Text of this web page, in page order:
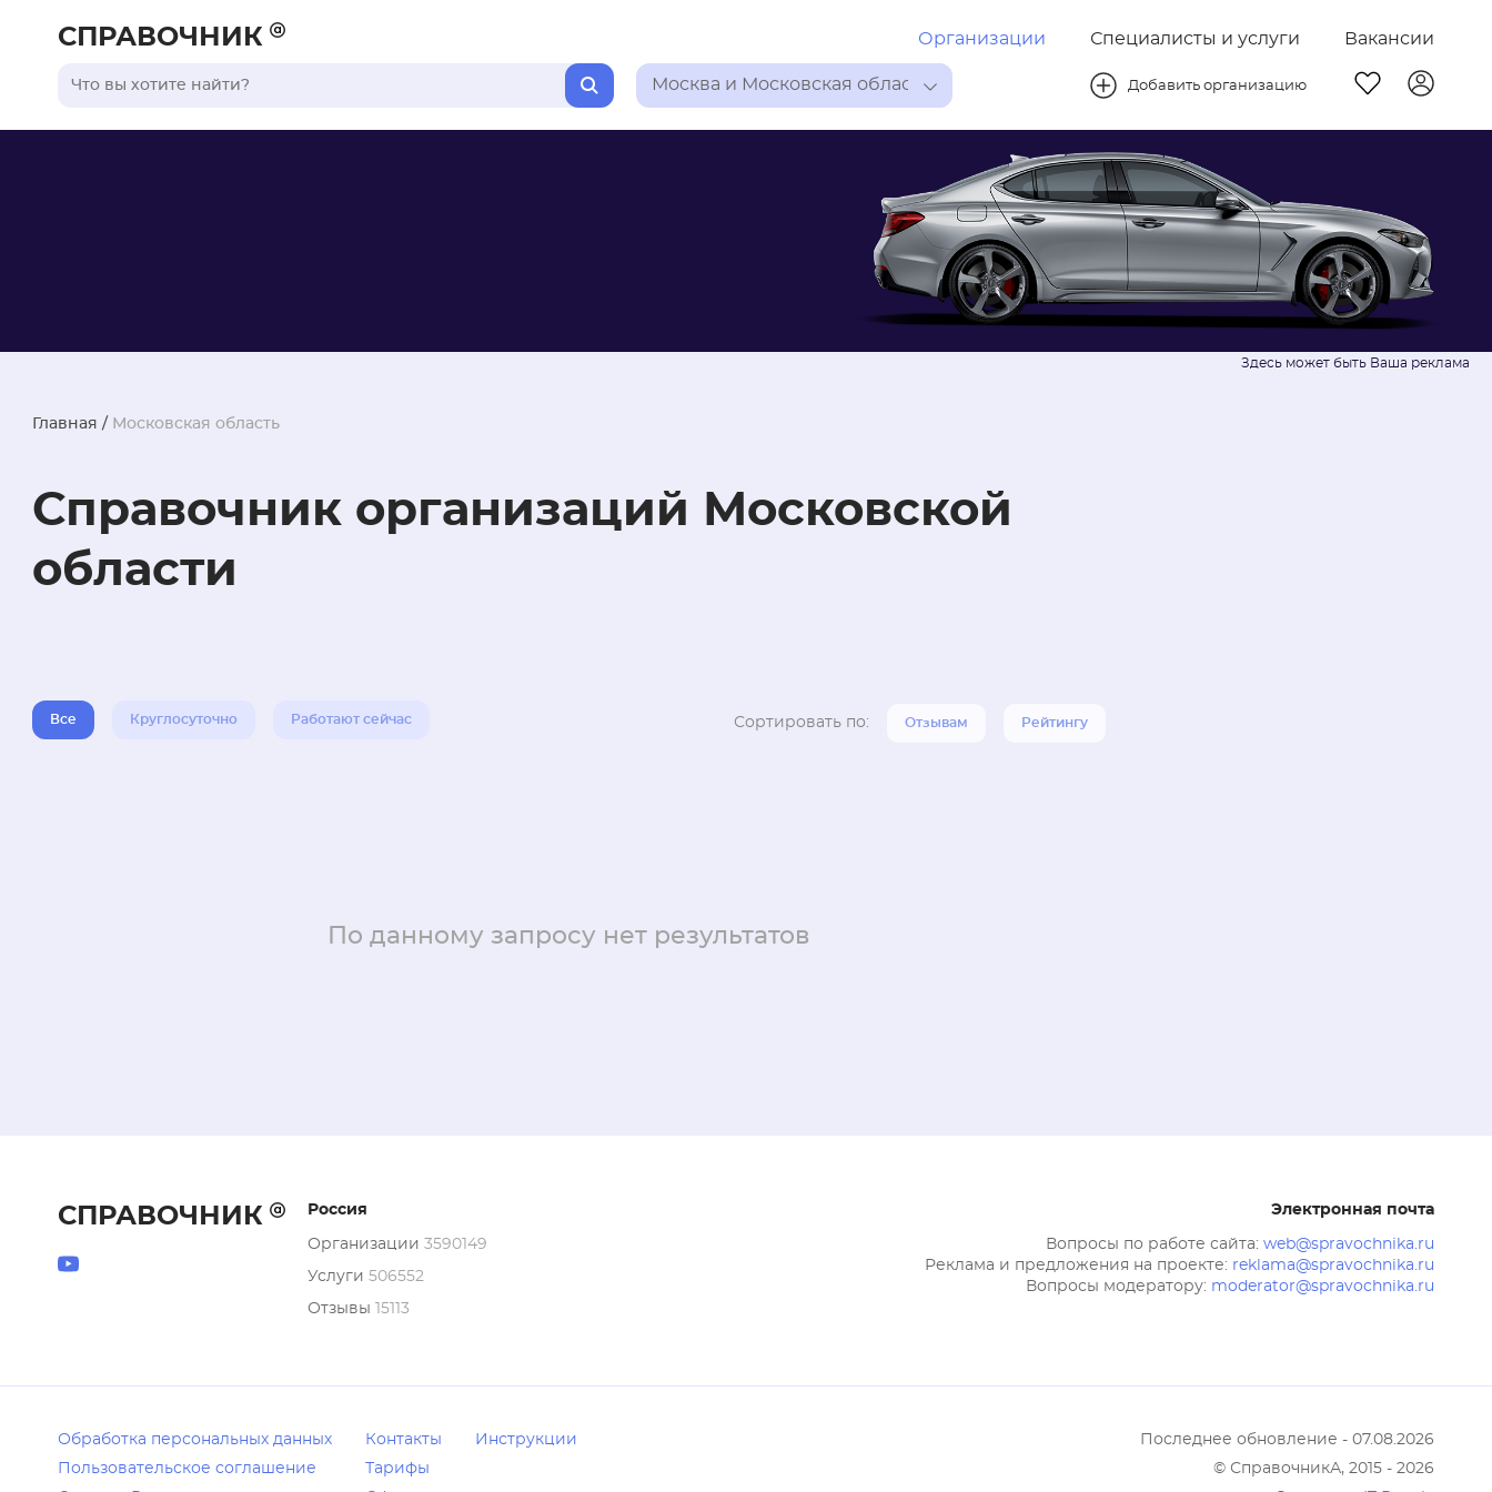
СПРАВОЧНИК Организации Специалисты и услуги Вакансии
Москва и Московская область Добавить организацию
Главная / Московская область
Справочник организаций Московской
области
Все Круглосуточно Работают сейчас Сортировать по: Отзывам Рейтингу
По данному запросу нет результатов
СПРАВОЧНИК Россия
Организации 3590149
Услуги 506552
Отзывы 15113
Электронная почта
Вопросы по работе сайта: web@spravochnika.ru
Реклама и предложения на проекте: reklama@spravochnika.ru
Вопросы модератору: moderator@spravochnika.ru
Обработка персональных данных
Пользовательское соглашение
Контакты
Тарифы
Инструкции
Последнее обновление - 07.08.2026
© СправочникА, 2015 - 2026